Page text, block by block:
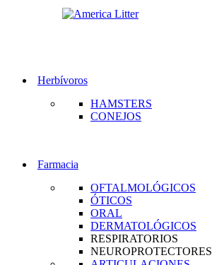
Herbívoros
HAMSTERS
CONEJOS
Farmacia
OFTALMOLÓGICOS
ÓTICOS
ORAL
DERMATOLÓGICOS
RESPIRATORIOS
NEUROPROTECTORES